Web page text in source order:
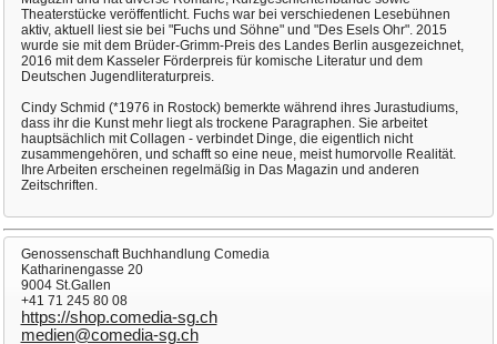
Theaterstücke veröffentlicht. Fuchs war bei verschiedenen Lesebühnen
aktiv, aktuell liest sie bei "Fuchs und Söhne" und "Des Esels Ohr". 2015
wurde sie mit dem Brüder-Grimm-Preis des Landes Berlin ausgezeichnet,
2016 mit dem Kasseler Förderpreis für komische Literatur und dem
Deutschen Jugendliteraturpreis.
Cindy Schmid (*1976 in Rostock) bemerkte während ihres Jurastudiums,
dass ihr die Kunst mehr liegt als trockene Paragraphen. Sie arbeitet
hauptsächlich mit Collagen - verbindet Dinge, die eigentlich nicht
zusammengehören, und schafft so eine neue, meist humorvolle Realität.
Ihre Arbeiten erscheinen regelmäßig in Das Magazin und anderen
Zeitschriften.
Genossenschaft Buchhandlung Comedia
Katharinengasse 20
9004 St.Gallen
+41 71 245 80 08
https://shop.comedia-sg.ch
medien@comedia-sg.ch